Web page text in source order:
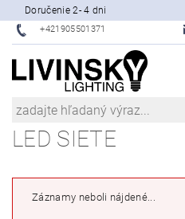
Doručenie 2- 4 dni
+421905501371
LED SIETE
Záznamy neboli nájdené...